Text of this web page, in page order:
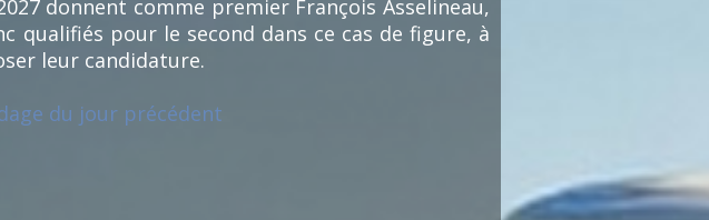
donnent comme premier François Asselineau,
qualifiés pour le second dans ce cas de figure, à
leur candidature.
du jour précédent